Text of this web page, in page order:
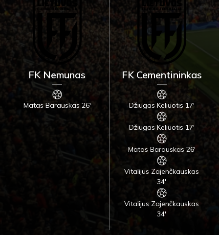
FK Nemunas
Matas Barauskas 26'
FK Cementininkas
Džiugas Keliuotis 17'
Džiugas Keliuotis 17'
Matas Barauskas 26'
Vitalijus Zajenčkauskas
34'
Vitalijus Zajenčkauskas
34'